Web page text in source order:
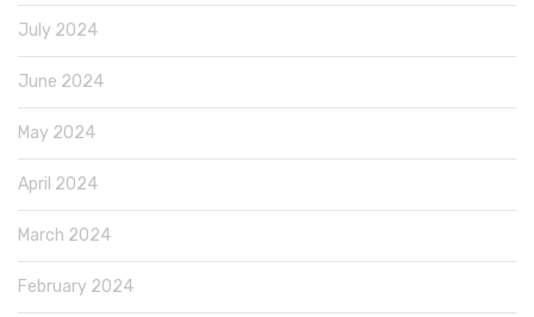
July 2024
June 2024
May 2024
April 2024
March 2024
February 2024